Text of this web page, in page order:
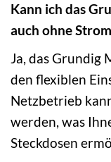
Kann ich das
auch ohne
Ja, das Grundig
den flexiblen
Netzbetrieb
werden, was
Steckdosen